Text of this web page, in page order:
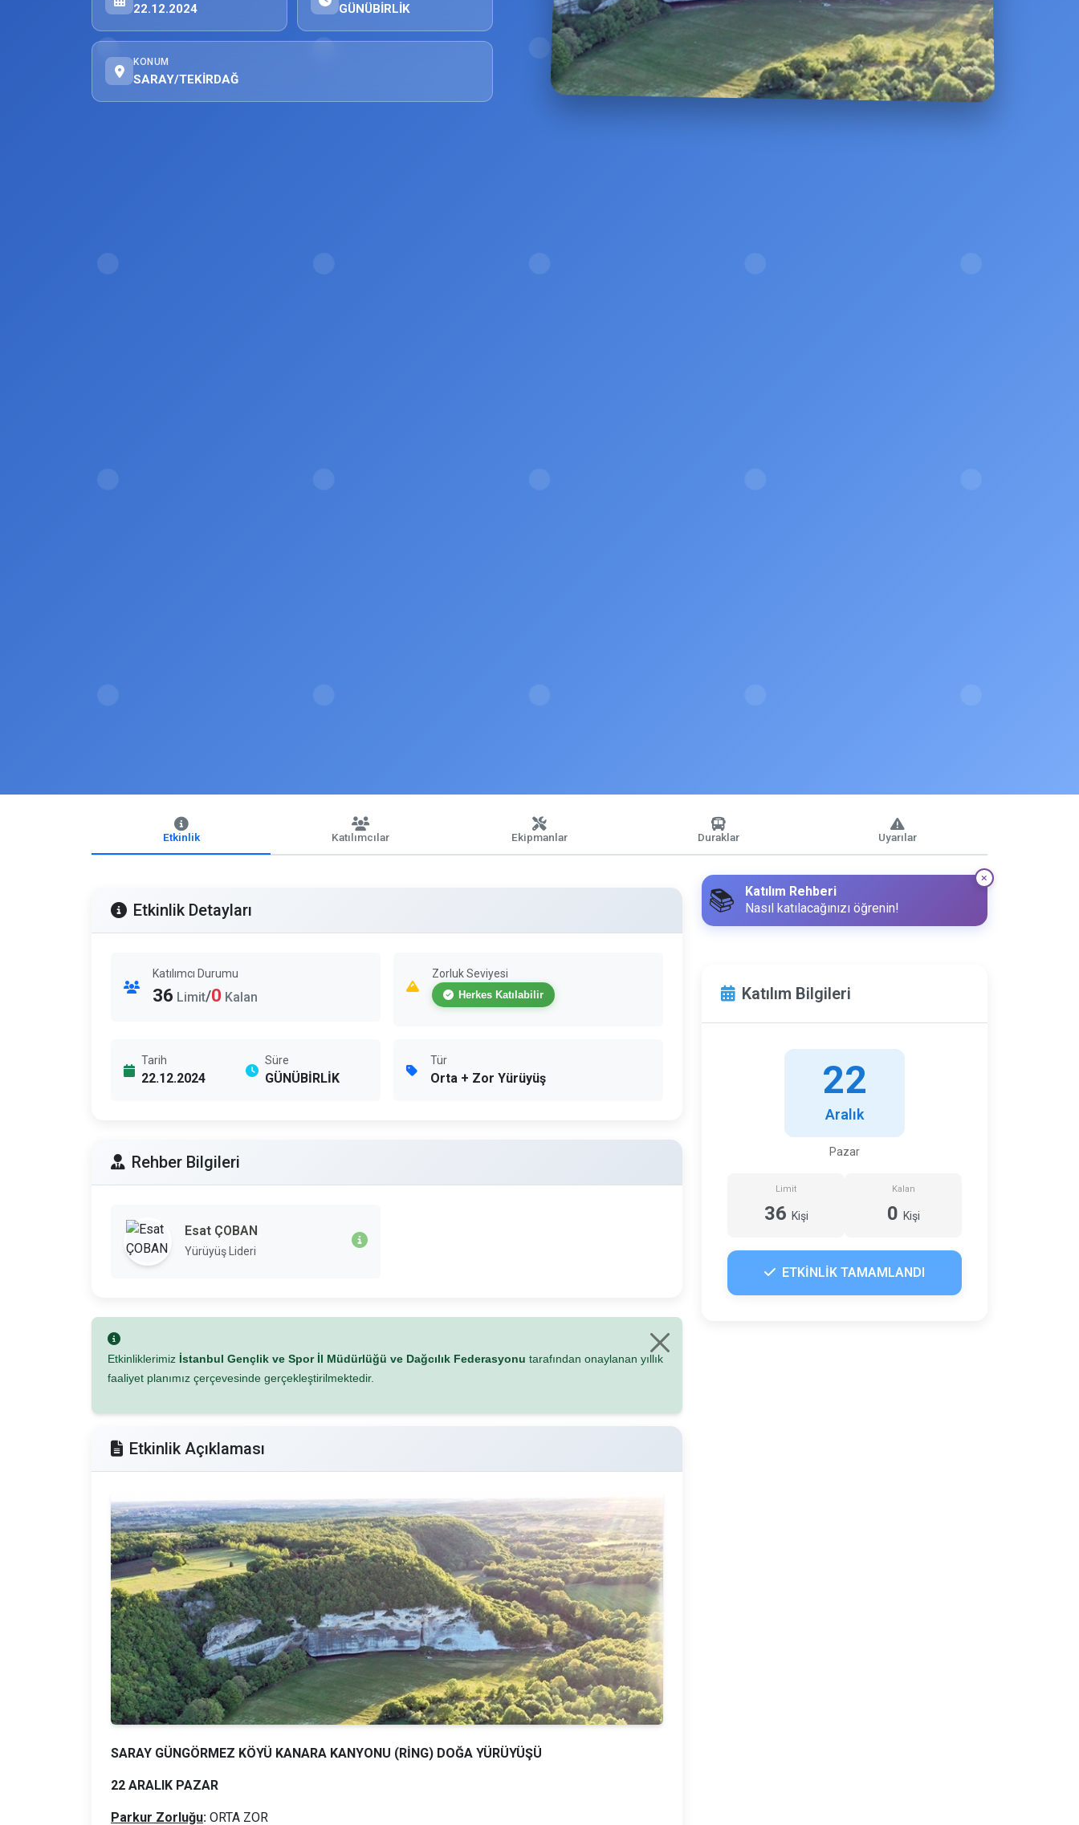
22.12.2024 GÜNÜBİRLİK
KONUM
SARAY/TEKİRDAĞ
Etkinlik Katılımcılar Ekipmanlar Duraklar Uyarılar
Etkinlik Detayları
Katılımcı Durumu
36 Limit/0 Kalan
Zorluk Seviyesi
Herkes Katılabilir
Tarih
22.12.2024
Süre
GÜNÜBİRLİK
Tür
Orta + Zor Yürüyüş
Rehber Bilgileri
Esat ÇOBAN
Yürüyüş Lideri
Etkinliklerimiz İstanbul Gençlik ve Spor İl Müdürlüğü ve Dağcılık Federasyonu tarafından onaylanan yıllık
faaliyet planımız çerçevesinde gerçekleştirilmektedir.
Etkinlik Açıklaması
SARAY GÜNGÖRMEZ KÖYÜ KANARA KANYONU (RİNG) DOĞA YÜRÜYÜŞÜ
22 ARALIK PAZAR
Parkur Zorluğu: ORTA ZOR
📚
Katılım Rehberi
Nasıl katılacağınızı öğrenin!
Katılım Bilgileri
22
Aralık
Pazar
Limit
36 Kişi
Kalan
0 Kişi
ETKİNLİK TAMAMLANDI